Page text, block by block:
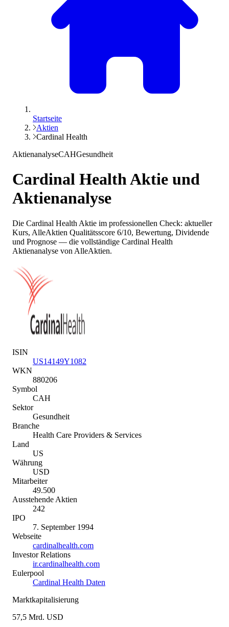
Startseite
Aktien
Cardinal Health
AktienanalyseCAHGesundheit
Cardinal HealthAktie und
Aktienanalyse
Die Cardinal Health Aktie im professionellen Check: aktueller
Kurs, AlleAktien Qualitätsscore 6/10, Bewertung, Dividende
und Prognose — die vollständige Cardinal Health
Aktienanalyse von AlleAktien.
ISIN
US14149Y1082
WKN
880206
Symbol
CAH
Sektor
Gesundheit
Branche
Health Care Providers & Services
Land
US
Währung
USD
Mitarbeiter
49.500
Ausstehende Aktien
242
IPO
7. September 1994
Webseite
cardinalhealth.com
Investor Relations
ir.cardinalhealth.com
Eulerpool
Cardinal Health Daten
Marktkapitalisierung
57,5 Mrd. USD